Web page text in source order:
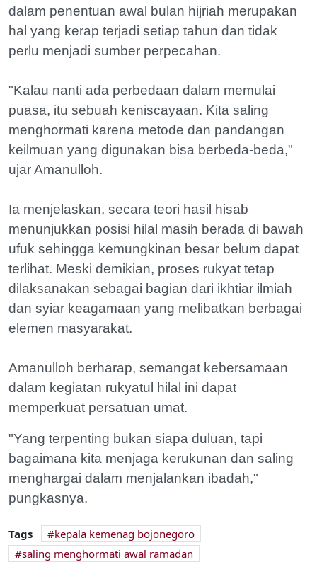
dalam penentuan awal bulan hijriah merupakan
hal yang kerap terjadi setiap tahun dan tidak
perlu menjadi sumber perpecahan.
"Kalau nanti ada perbedaan dalam memulai
puasa, itu sebuah keniscayaan. Kita saling
menghormati karena metode dan pandangan
keilmuan yang digunakan bisa berbeda-beda,"
ujar Amanulloh.
Ia menjelaskan, secara teori hasil hisab
menunjukkan posisi hilal masih berada di bawah
ufuk sehingga kemungkinan besar belum dapat
terlihat. Meski demikian, proses rukyat tetap
dilaksanakan sebagai bagian dari ikhtiar ilmiah
dan syiar keagamaan yang melibatkan berbagai
elemen masyarakat.
Amanulloh berharap, semangat kebersamaan
dalam kegiatan rukyatul hilal ini dapat
memperkuat persatuan umat.
"Yang terpenting bukan siapa duluan, tapi
bagaimana kita menjaga kerukunan dan saling
menghargai dalam menjalankan ibadah,"
pungkasnya.
Tags
kepala kemenag bojonegoro
saling menghormati awal ramadan